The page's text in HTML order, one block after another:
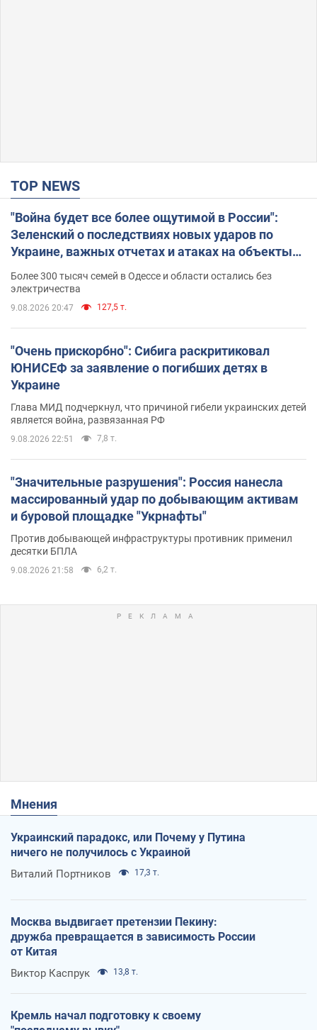
TOP NEWS
"Война будет все более ощутимой в России":
Зеленский о последствиях новых ударов по
Украине, важных отчетах и атаках на объекты
противника. Видео
Более 300 тысяч семей в Одессе и области остались без
электричества
9.08.2026 20:47 127,5 т.
"Очень прискорбно": Сибига раскритиковал
ЮНИСЕФ за заявление о погибших детях в
Украине
Глава МИД подчеркнул, что причиной гибели украинских детей
является война, развязанная РФ
9.08.2026 22:51 7,8 т.
"Значительные разрушения": Россия нанесла
массированный удар по добывающим активам
и буровой площадке "Укрнафты"
Против добывающей инфраструктуры противник применил
десятки БПЛА
9.08.2026 21:58 6,2 т.
Мнения
Украинский парадокс, или Почему у Путина
ничего не получилось с Украиной
Виталий Портников 17,3 т.
Москва выдвигает претензии Пекину:
дружба превращается в зависимость России
от Китая
Виктор Каспрук 13,8 т.
Кремль начал подготовку к своему